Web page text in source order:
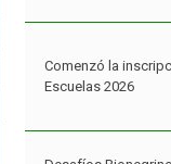
Desafíos
programa